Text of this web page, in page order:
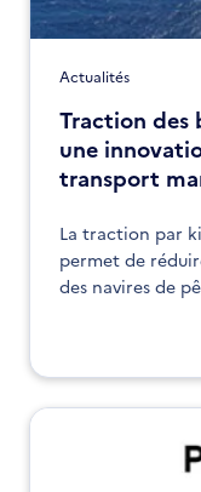
Actualités
Traction des
une
transport
La traction par
permet de
des navires de